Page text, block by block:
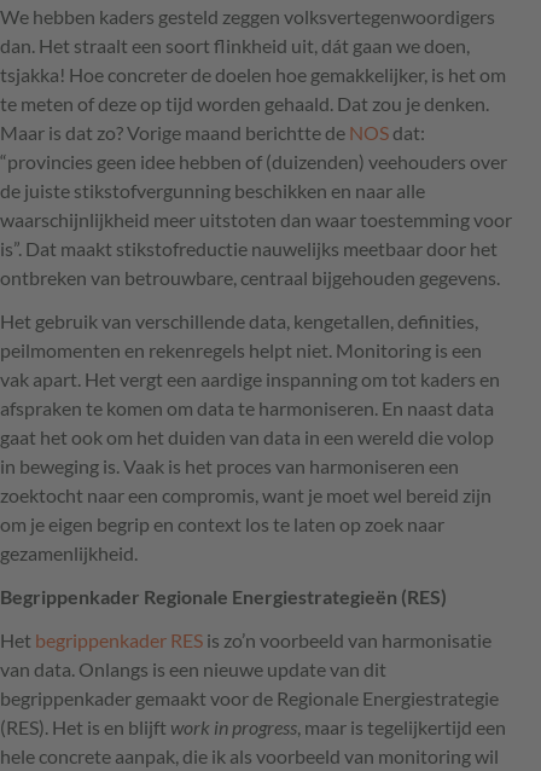
We hebben kaders gesteld zeggen volksvertegenwoordigers
dan. Het straalt een soort flinkheid uit, dát gaan we doen,
tsjakka! Hoe concreter de doelen hoe gemakkelijker, is het om
te meten of deze op tijd worden gehaald. Dat zou je denken.
Maar is dat zo? Vorige maand berichtte de NOS dat:
“provincies geen idee hebben of (duizenden) veehouders over
de juiste stikstofvergunning beschikken en naar alle
waarschijnlijkheid meer uitstoten dan waar toestemming voor
is”. Dat maakt stikstofreductie nauwelijks meetbaar door het
ontbreken van betrouwbare, centraal bijgehouden gegevens.
Het gebruik van verschillende data, kengetallen, definities,
peilmomenten en rekenregels helpt niet. Monitoring is een
vak apart. Het vergt een aardige inspanning om tot kaders en
afspraken te komen om data te harmoniseren. En naast data
gaat het ook om het duiden van data in een wereld die volop
in beweging is. Vaak is het proces van harmoniseren een
zoektocht naar een compromis, want je moet wel bereid zijn
om je eigen begrip en context los te laten op zoek naar
gezamenlijkheid.
Begrippenkader Regionale Energiestrategieën (RES)
Het begrippenkader RES is zo’n voorbeeld van harmonisatie
van data. Onlangs is een nieuwe update van dit
begrippenkader gemaakt voor de Regionale Energiestrategie
(RES). Het is en blijft work in progress , maar is tegelijkertijd een
hele concrete aanpak, die ik als voorbeeld van monitoring wil